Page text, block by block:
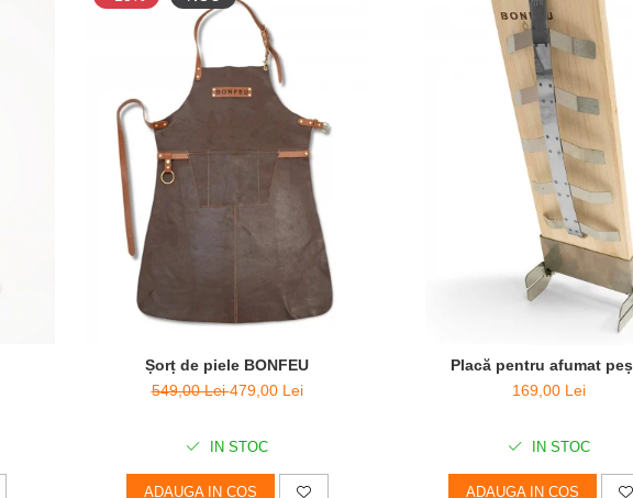
Șorț de piele BONFEU
549,00 Lei479,00 Lei
IN STOC
ADAUGA IN COS
Placă pentru afumat
169,00 Lei
IN STOC
ADAUGA IN COS